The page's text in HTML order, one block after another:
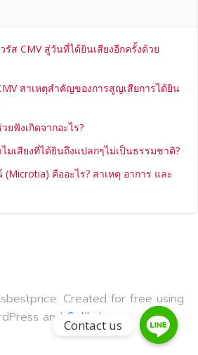
ส CMV สู่วันที่ได้ยินเสียงอีกครั้งด้วย
สาเหตุสำคัญของการสูญเสียการได้ยิน
ยฟังเกิดจากอะไร?
มเสียงที่ได้ยินถึงแปลกๆไม่เป็นธรรมชาติ?
คืออะไร? สาเหตุ อาการ และ
Created for free using
andColibri
Contact us